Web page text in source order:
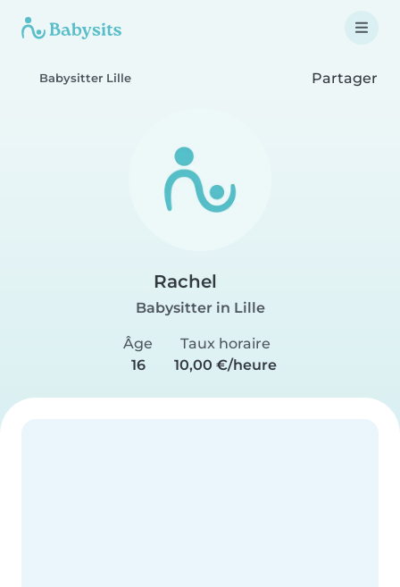
Babysitter Lille Partager
Rachel
Babysitter in Lille
Âge
16
Taux horaire
10,00 €/heure